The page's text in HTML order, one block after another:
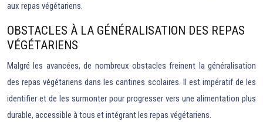
aux repas végétariens.
OBSTACLES À LA GÉNÉRALISATION DES REPAS
VÉGÉTARIENS
Malgré les avancées, de nombreux obstacles freinent la généralisation
des repas végétariens dans les cantines scolaires. Il est impératif de les
identifier et de les surmonter pour progresser vers une alimentation plus
durable, accessible à tous et intégrant les repas végétariens.